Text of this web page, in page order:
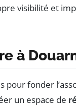
visibilité et
à
fonder
un espace de